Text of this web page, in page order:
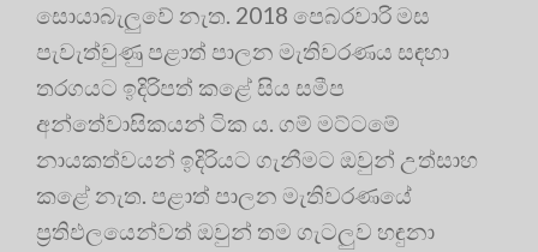
සොයාබැලුවේ නැත. 2018 පෙබරවාරි මස
පැවැත්වුණු පළාත් පාලන මැතිවරණය සඳහා
තරගයට ඉදිරිපත් කළේ සිය සමීප
අන්තේවාසිකයන් ටික ය. ගම් මට්ටමේ
නායකත්වයන් ඉදිරියට ගැනීමට ඔවුන් උත්සාහ
කළේ නැත. පළාත් පාලන මැතිවරණයේ
ප්‍රතිඵලයෙන්වත් ඔවුන් තම ගැටලුව හඳුනා